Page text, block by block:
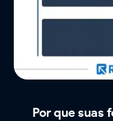
Por que suas